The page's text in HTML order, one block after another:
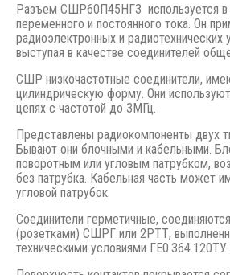
Разъем СШР60П45НГ3 используется в
переменного и постоянного тока. Он
радиоэлектронных и радиотехнических
выступая в качестве соединителей
СШР низкочастотные соединители,
цилиндрическую форму. Они
цепях с частотой до 3МГц.
Представлены радиокомпоненты двух
Бывают они блочными и кабельными.
поворотным или угловым патрубком,
без патрубка. Кабельная часть может
угловой патрубок.
Соединители герметичные,
(розетками) СШРГ или 2РТТ,
техническими условиями ГЕ0.364.120ТУ.